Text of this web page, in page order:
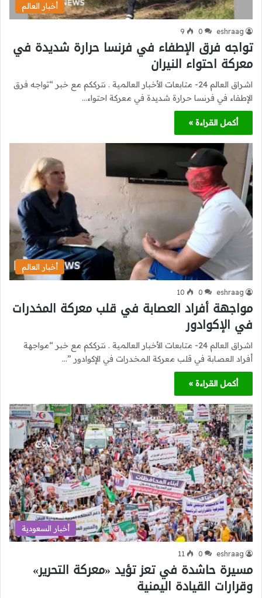
أخبار العالم
eshraag
0
9
تواجه فرق الإطفاء في فرنسا حرارة شديدة في
معركة احتواء النيران
اشراق العالم 24- متابعات الأخبار العالمية . نترككم مع خبر “تواجه فرق
الإطفاء في فرنسا حرارة شديدة في معركة احتواء…
أكمل القراءة »
أخبار العالم
eshraag
0
10
مواجهة أفراد العصابة في قلب معركة المخدرات
في الإكوادور
اشراق العالم 24- متابعات الأخبار العالمية . نترككم مع خبر “مواجهة
أفراد العصابة في قلب معركة المخدرات في الإكوادور ”…
أكمل القراءة »
أخبار السعودية
eshraag
0
11
مسيرة حاشدة في تعز تؤيد «معركة التحرير»
وقرارات القيادة اليمنية